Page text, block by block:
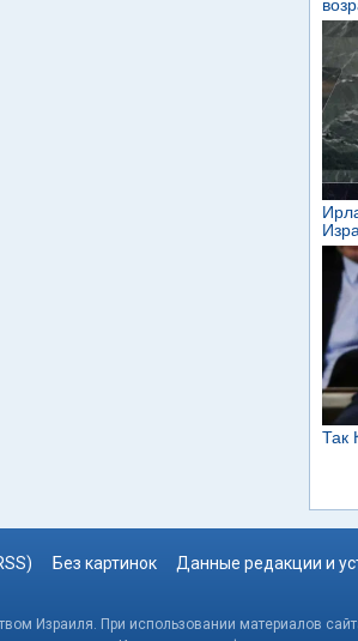
Без картинок Данные редакции и
Израиля. При использовании материалов